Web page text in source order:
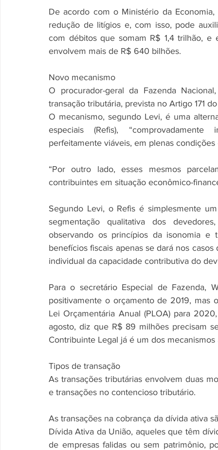
De acordo com o Ministério da
redução de litígios e, com isso, pode
com débitos que somam R$ 1,4 trilhão, e
envolvem mais de R$ 640 bilhões.
Novo mecanismo
O procurador-geral da Fazenda
transação tributária, prevista no Artigo 171
O mecanismo, segundo Levi, é uma
especiais (Refis),
perfeitamente viáveis, em plenas
“Por outro lado, esses mesmos
contribuintes em situação econômico-
Segundo Levi, o Refis é simplesmente
segmentação qualitativa dos
observando os princípios da isonomia e
benefícios fiscais apenas se dará nos
individual da capacidade contributiva do
Para o secretário Especial de Fazenda,
positivamente o orçamento de 2019,
Lei Orçamentária Anual (PLOA) para
agosto, diz que R$ 89 milhões precisam
Contribuinte Legal já é um dos
Tipos de transação
As transações tributárias envolvem duas
e transações no contencioso tributário.
As transações na cobrança da dívida ativa
Dívida Ativa da União, aqueles que têm
de empresas falidas ou sem patrimônio,